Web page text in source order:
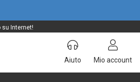
su Internet!
Aiuto Mio account